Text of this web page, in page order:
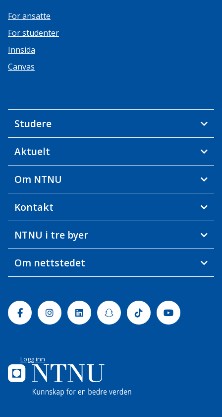
For ansatte
For studenter
Innsida
Canvas
Studere
Aktuelt
Om NTNU
Kontakt
NTNU i tre byer
Om nettstedet
FacebookInstagramLinkedinSnapchatTiktok Youtube
Logg inn